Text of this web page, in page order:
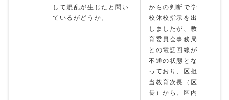
して混乱が生じたと聞い
ているがどうか。
からの判断で学
校休校指示を出
しましたが、教
育委員会事務局
との電話回線が
不通の状態とな
っており、区担
当教育次長（区
長）から、区内